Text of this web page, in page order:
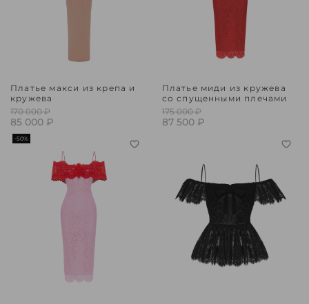
Платье макси из крепа и
кружева
170 000 ₽
85 000 ₽
Платье миди из кружева
со спущенными плечами
175 000 ₽
87 500 ₽
-50%